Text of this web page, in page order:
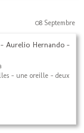
08 Septembre
Aurelio Hernando -
- une oreille - deux